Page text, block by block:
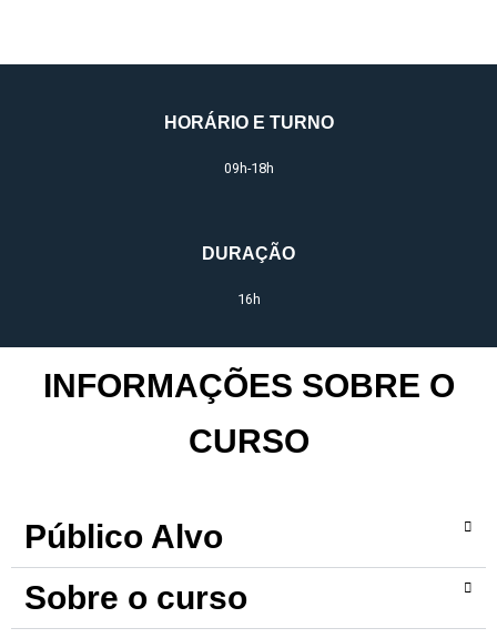
HORÁRIO E TURNO
09h-18h
DURAÇÃO
16h
INFORMAÇÕES SOBRE O
CURSO
Público Alvo
Sobre o curso